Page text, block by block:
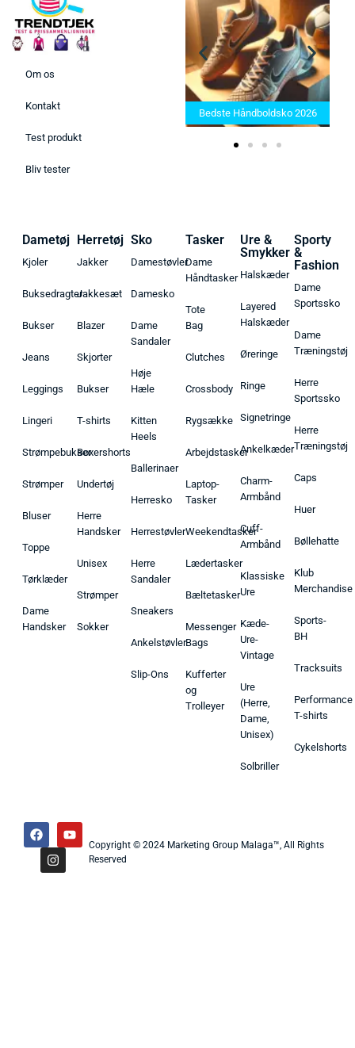
Om os
Kontakt
Test produkt
Bliv tester
Bedste Saunatæppe 2025 –
Find de bedste produkter her!
Bedste Håndboldsko 2026
Dametøj
Kjoler
Buksedragter
Bukser
Jeans
Leggings
Lingeri
Strømpebukser
Strømper
Bluser
Toppe
Tørklæder
Dame
Handsker
Herretøj
Jakker
Jakkesæt
Blazer
Skjorter
Bukser
T-shirts
Boxershorts
Undertøj
Herre
Handsker
Unisex
Strømper
Sokker
Sko
Damestøvler
Damesko
Dame
Sandaler
Høje
Hæle
Kitten
Heels
Ballerinaer
Herresko
Herrestøvler
Herre
Sandaler
Sneakers
Ankelstøvler
Slip-Ons
Tasker
Dame
Håndtasker
Tote
Bag
Clutches
Crossbody
Rygsække
Arbejdstasker
Laptop-
Tasker
Weekendtasker
Lædertasker
Bæltetasker
Messenger
Bags
Kufferter
og
Trolleyer
Ure &
Smykker
Halskæder
Layered
Halskæder
Øreringe
Ringe
Signetringe
Ankelkæder
Charm-
Armbånd
Cuff-
Armbånd
Klassiske
Ure
Kæde-
Ure-
Vintage
Ure
(Herre,
Dame,
Unisex)
Solbriller
Sporty
&
Fashion
Dame
Sportssko
Dame
Træningstøj
Herre
Sportssko
Herre
Træningstøj
Caps
Huer
Bøllehatte
Klub
Merchandise
Sports-
BH
Tracksuits
Performance
T-shirts
Cykelshorts
Copyright © 2024 Marketing Group Malaga™, All Rights
Reserved